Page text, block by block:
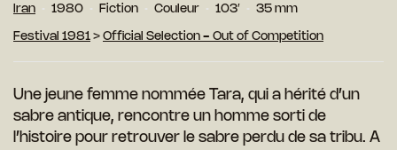
Iran 1980 Fiction Couleur 103′ 35 mm
Festival 1981 > Official Selection - Out of Competition
Une jeune femme nommée Tara, qui a hérité d’un
sabre antique, rencontre un homme sorti de
l’histoire pour retrouver le sabre perdu de sa tribu. A